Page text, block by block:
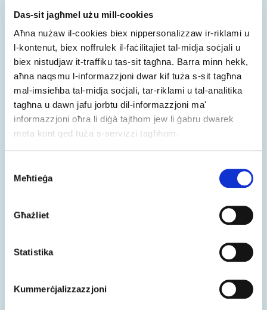
Das-sit jagħmel użu mill-cookies
Aħna nużaw il-cookies biex nippersonalizzaw ir-riklami u
l-kontenut, biex noffrulek il-faċilitajiet tal-midja soċjali u
biex nistudjaw it-traffiku tas-sit tagħna. Barra minn hekk,
aħna naqsmu l-informazzjoni dwar kif tuża s-sit tagħna
mal-imsieħba tal-midja soċjali, tar-riklami u tal-analitika
tagħna u dawn jafu jorbtu dil-informazzjoni ma'
informazzjoni oħra li diġà tajthom jew li ġabru dwarek
meta kont qed tuża s-servizzi tagħhom.
Selection
Meħtieġa
Għażliet
Statistika
Kummerċjalizzazzjoni
greeneuropeanjournal.eu
kruċjali, u .eu huwa d-dominju trans-Ewropew li
n-nies jistgħu jidentifikaw miegħu.”